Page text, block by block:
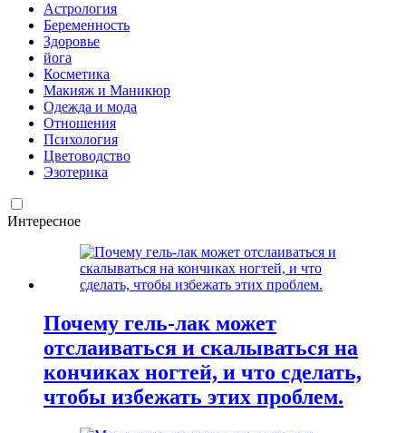
Астрология
Беременность
Здоровье
йога
Косметика
Макияж и Маникюр
Одежда и мода
Отношения
Психология
Цветоводство
Эзотерика
Интересное
Почему гель-лак может
отслаиваться и скалываться на
кончиках ногтей, и что сделать,
чтобы избежать этих проблем.